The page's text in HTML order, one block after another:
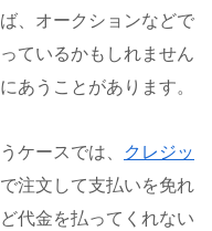
、オークションなどで
ているかもしれません
あうことがあります。
ケースでは、
クレジッ
注文して支払いを免れ
代金を払ってくれない